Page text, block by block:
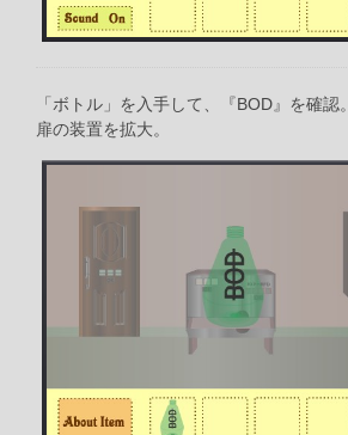
「ボトル」を入手して、『BOD』を確認。
扉の装置を拡大。